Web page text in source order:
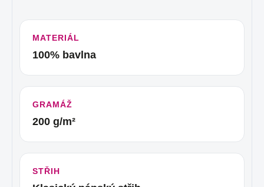
MATERIÁL
100% bavlna
GRAMÁŽ
200 g/m²
STŘIH